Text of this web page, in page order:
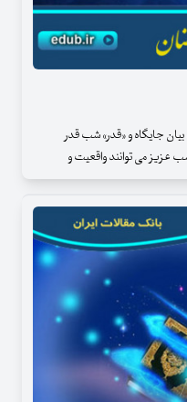
جایگاه و «قدر» شب قدر
عزیز می توانند واقعیت و